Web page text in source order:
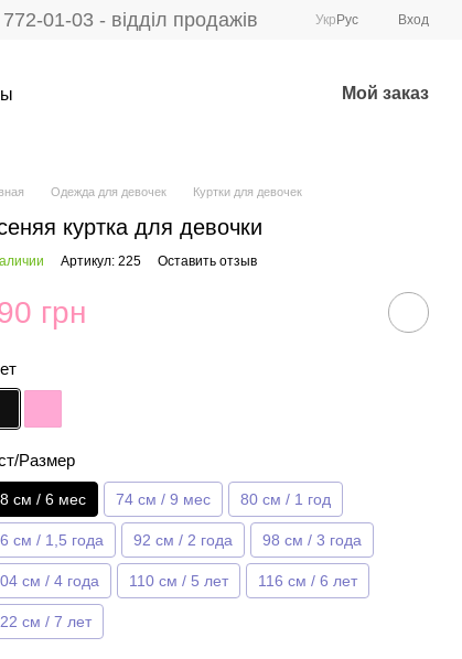
01-03 - відділ продажів Укр Рус Вход
Мой заказ
Одежда для девочек Куртки для девочек
куртка для девочки
Артикул: 225 Оставить отзыв
грн
Размер
см / 6 мес 74 см / 9 мес 80 см / 1 год
см / 1,5 года 92 см / 2 года 98 см / 3 года
см / 4 года 110 см / 5 лет 116 см / 6 лет
см / 7 лет